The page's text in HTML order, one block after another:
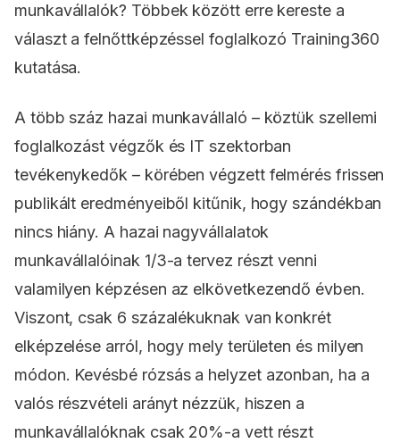
munkavállalók? Többek között erre kereste a
választ a felnőttképzéssel foglalkozó Training360
kutatása.
A több száz hazai munkavállaló – köztük szellemi
foglalkozást végzők és IT szektorban
tevékenykedők – körében végzett felmérés frissen
publikált eredményeiből kitűnik, hogy szándékban
nincs hiány. A hazai nagyvállalatok
munkavállalóinak 1/3-a tervez részt venni
valamilyen képzésen az elkövetkezendő évben.
Viszont, csak 6 százalékuknak van konkrét
elképzelése arról, hogy mely területen és milyen
módon. Kevésbé rózsás a helyzet azonban, ha a
valós részvételi arányt nézzük, hiszen a
munkavállalóknak csak 20%-a vett részt